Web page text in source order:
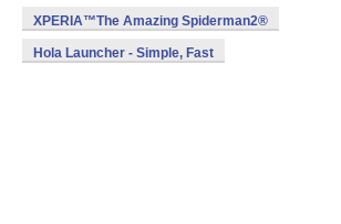
XPERIA™The Amazing Spiderman2®
Hola Launcher - Simple, Fast